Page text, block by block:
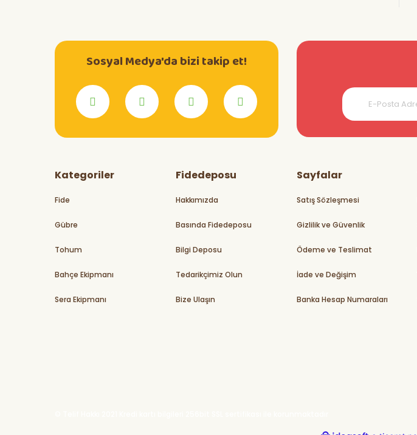
Sosyal Medya'da bizi takip et!
Kategoriler
Fide
Gübre
Tohum
Bahçe Ekipmanı
Sera Ekipmanı
Fidedeposu
Hakkımızda
Basında Fidedeposu
Bilgi Deposu
Tedarikçimiz Olun
Bize Ulaşın
Sayfalar
Satış Sözleşmesi
Gizlilik ve Güvenlik
Ödeme ve Teslimat
İade ve Değişim
Banka Hesap Numaraları